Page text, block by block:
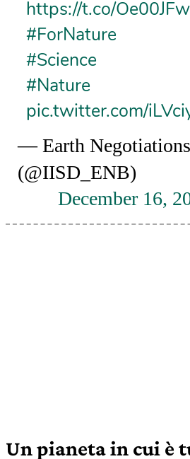
https://t.co/
#ForNature
#Science
#Nature
pic.twitter.com/
— Earth
(@IISD_ENB)
December 16,
Un pianeta in cui è